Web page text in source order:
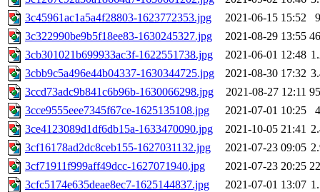
3c45961ac1a5a4f28803-1623772353.jpg
2021-06-15 15:52
3c322990be9b5f18ee83-1630245327.jpg
2021-08-29 13:55
3cb301021b699933ac3f-1622551738.jpg
2021-06-01 12:48
3cbb9c5a496e44b04337-1630344725.jpg
2021-08-30 17:32
3ccd73adc9b841c6b96b-1630066298.jpg
2021-08-27 12:11
3cce9555eee7345f67ce-1625135108.jpg
2021-07-01 10:25
3ce4123089d1df6db15a-1633470090.jpg
2021-10-05 21:41
3cf16178ad2dc8ceb155-1627031132.jpg
2021-07-23 09:05
3cf71911f999aff49dcc-1627071940.jpg
2021-07-23 20:25
3cfc5174e635deae8ec7-1625144837.jpg
2021-07-01 13:07